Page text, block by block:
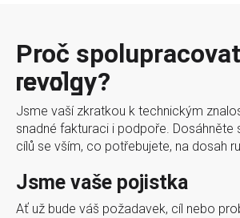
Proč
revolgy?
Jsme vaší zkratkou k technickým
snadné fakturaci i podpoře. Dosáhněte
cílů se vším, co potřebujete, na dosah
Jsme vaše pojistka
Ať už bude váš požadavek, cíl nebo